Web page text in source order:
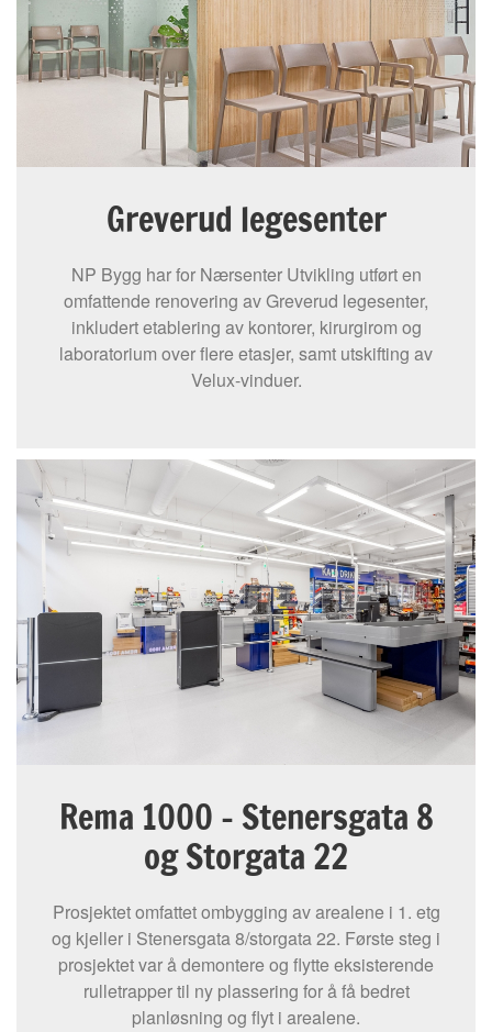
Greverud legesenter
NP Bygg har for Nærsenter Utvikling utført en
omfattende renovering av Greverud legesenter,
inkludert etablering av kontorer, kirurgirom og
laboratorium over flere etasjer, samt utskifting av
Velux-vinduer.
Rema 1000 - Stenersgata 8
og Storgata 22
Prosjektet omfattet ombygging av arealene i 1. etg
og kjeller i Stenersgata 8/storgata 22. Første steg i
prosjektet var å demontere og flytte eksisterende
rulletrapper til ny plassering for å få bedret
planløsning og flyt i arealene.